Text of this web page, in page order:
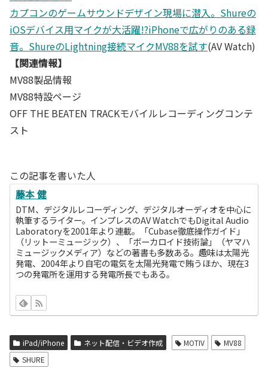
カプコンのゲームサウンドデザイン現場に潜入。Shureの
iOSデバイス用マイクが大活躍!?iPhoneで広がりのある録
音。ShureのLightning接続マイクMV88を試す(AV Watch)
【関連情報】
MV88製品情報
MV88特設ページ
OFF THE BEATEN TRACKモバイルレコーディングコンテ
スト
この記事を書いた人
藤本 健
DTM、デジタルレコーディング、デジタルオーディオを中心に
執筆するライター。インプレスのAV WatchでもDigital Audio
Laboratoryを2001年より連載。「Cubase徹底操作ガイド」
（リットーミュージック）、「ボーカロイド技術論」（ヤマハ
ミュージックメディア）などの著書も多数ある。趣味は太陽光
発電、2004年より自宅の電気を太陽光発電で賄うほか、現在3
つの発電所を運用する発電所長でもある。
iPad/iPhone ネット配信・ビデオ作成 MOTIV
MV88
SHURE